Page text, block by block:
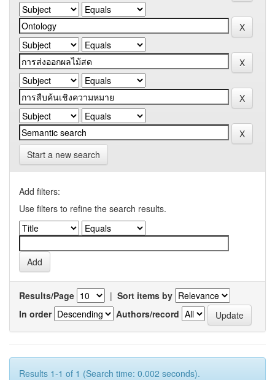
Start a new search
Add filters:
Use filters to refine the search results.
Results/Page | Sort items by
In order
Authors/record
Results 1-1 of 1 (Search time: 0.002 seconds).